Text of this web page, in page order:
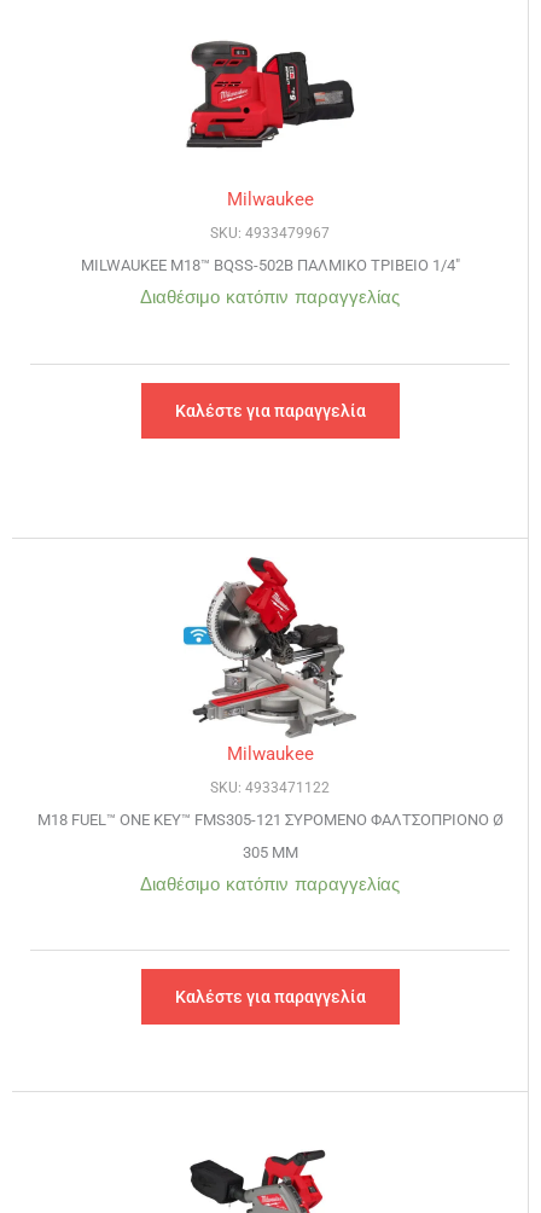
Milwaukee
SKU: 4933479967
MILWAUKEE M18™ BQSS-502B ΠΑΛΜΙΚΟ ΤΡΙΒΕΙΟ 1/4″
Διαθέσιμο κατόπιν παραγγελίας
Καλέστε για παραγγελία
Milwaukee
SKU: 4933471122
M18 FUEL™ ONE KEY™ FMS305-121 ΣΥΡΟΜΕΝΟ ΦΑΛΤΣΟΠΡΙΟΝΟ Ø
305 MM
Διαθέσιμο κατόπιν παραγγελίας
Καλέστε για παραγγελία